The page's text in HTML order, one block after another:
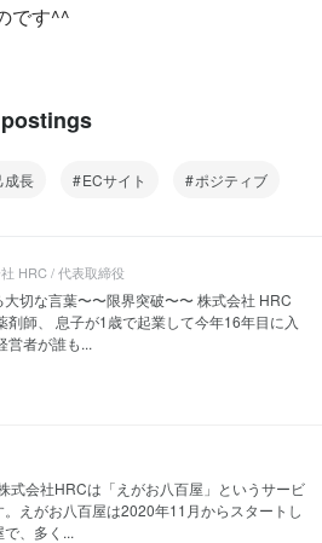
です^^
成長 ECサイト ポジティブ
HRC / 代表取締役
大切な言葉〜〜限界突破〜〜 株式会社 HRC
剤師、 息子が1歳で起業して今年16年目に入
営者が誰も...
式会社HRCは「えがお八百屋」というサービ
。えがお八百屋は2020年11月からスタートし
、多く...